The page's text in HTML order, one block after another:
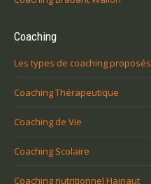
Coaching
Les types de coaching proposés
Coaching Thérapeutique
Coaching de Vie
Coaching Scolaire
Coaching nutritionnel Hainaut